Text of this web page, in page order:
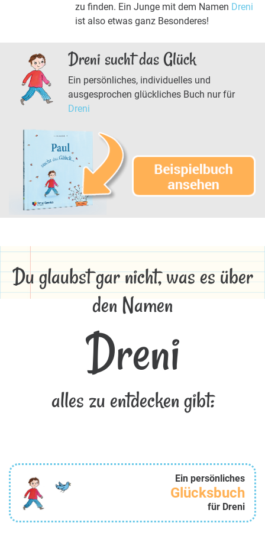
zu finden. Ein Junge mit dem Namen Dreni
ist also etwas ganz Besonderes!
Dreni sucht das Glück
Ein persönliches, individuelles und
ausgesprochen glückliches Buch nur für
Dreni
Du glaubst gar nicht, was es über
den Namen
Dreni
alles zu entdecken gibt:
Ein persönliches
Glücksbuch
für Dreni